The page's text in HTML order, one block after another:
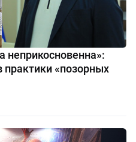
неприкосновенна»:
«позорных